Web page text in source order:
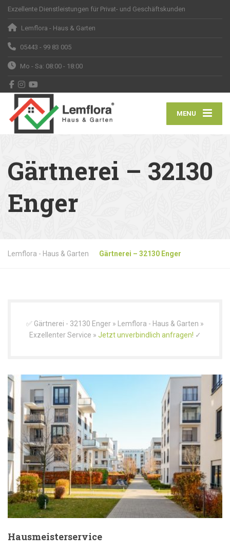
Exzellente Dienstleistungen für Privat- und Geschäftskunden
Lemflora - Haus & Garten
05443 - 99 83 005
Mo - Sa: 08:00 - 18:00
MENU
Gärtnerei – 32130
Enger
Lemflora - Haus & Garten Gärtnerei – 32130 Enger
✅ Gärtnerei - 32130 Enger » Lemflora - Haus & Garten »
Exzellenter Service » Jetzt unverbindlich anfragen! ✓
Hausmeisterservice